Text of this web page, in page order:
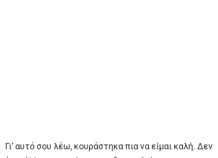
Γι’ αυτό σου λέω, κουράστηκα πια να είμαι καλή. Δεν